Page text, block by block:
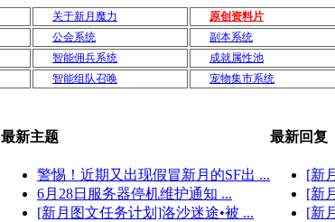
关于新月魔力 原创资料片
公会系统 副本系统
智能佣兵系统 成就属性池
智能组队召唤 宠物集市系统
最新主题
警惕！近期又出现假冒新月的SF出 ...
6月28日服务器停机维护通知 ...
[新月图文任务计划]洛沙迷途•被 ...
最新回复
[新
[新
[新